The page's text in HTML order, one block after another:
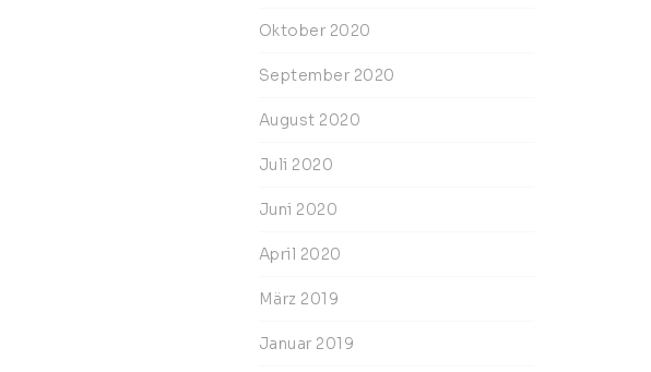
Oktober 2020
September 2020
August 2020
Juli 2020
Juni 2020
April 2020
März 2019
Januar 2019